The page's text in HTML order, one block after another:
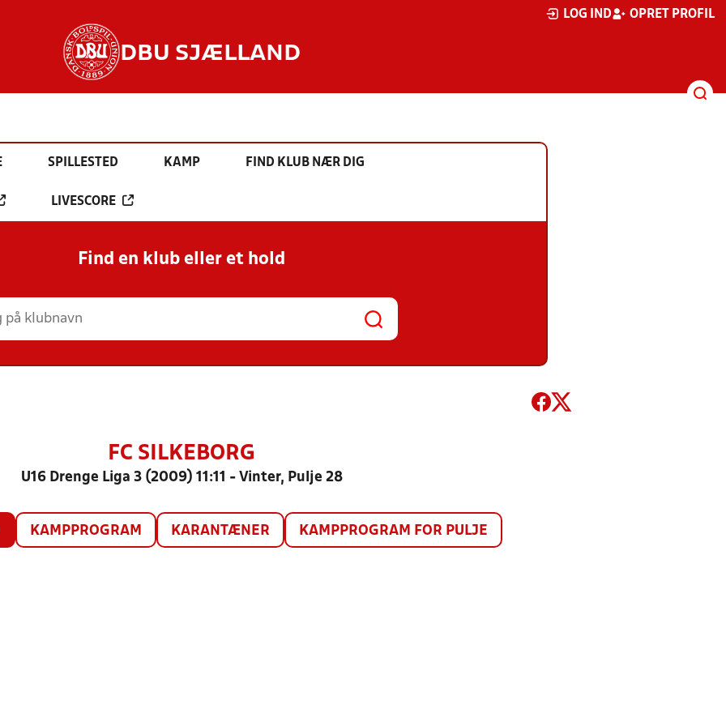
LOG IND OPRET PROFIL
DBU SJÆLLAND
SPILLESTED KAMP FIND KLUB NÆR DIG
LIVESCORE
Find en klub eller et hold
FC SILKEBORG
U16 Drenge Liga 3 (2009) 11:11 - Vinter, Pulje 28
KAMPPROGRAM KARANTÆNER KAMPPROGRAM FOR PULJE